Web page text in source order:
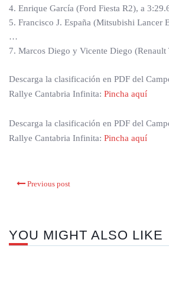
4. Enrique García (Ford Fiesta R2), a
5. Francisco J. España (Mitsubishi Lancer
…
7. Marcos Diego y Vicente Diego
Descarga la clasificación en PDF del
Rallye Cantabria Infinita: Pincha aquí
Descarga la clasificación en PDF del
Rallye Cantabria Infinita: Pincha aquí
Previous post
YOU MIGHT ALSO LIKE